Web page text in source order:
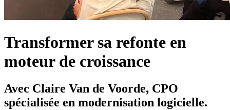
Transformer sa refonte en
moteur de croissance
Avec Claire Van de Voorde, CPO
spécialisée en modernisation logicielle.